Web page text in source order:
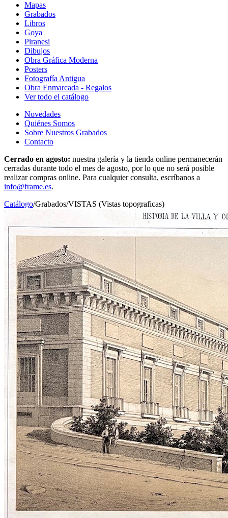
Mapas
Grabados
Libros
Goya
Piranesi
Dibujos
Obra Gráfica Moderna
Posters
Fotografía Antigua
Obra Enmarcada - Regalos
Ver todo el catálogo
Novedades
Quiénes Somos
Sobre Nuestros Grabados
Contacto
Cerrado en agosto: nuestra galería y la tienda online permanecerán
cerradas durante todo el mes de agosto, por lo que no será posible
realizar compras online. Para cualquier consulta, escríbanos a
info@frame.es.
Catálogo/Grabados/VISTAS (Vistas topograficas)